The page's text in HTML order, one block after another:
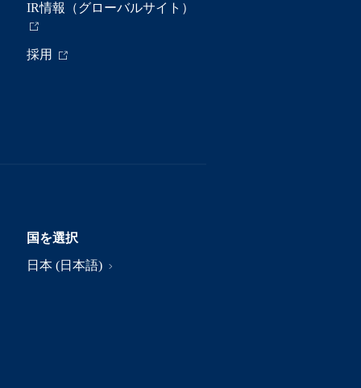
IR情報（グローバルサイト）
採用
国を選択
日本 (日本語)